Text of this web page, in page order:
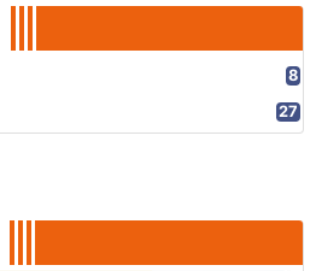
8
27